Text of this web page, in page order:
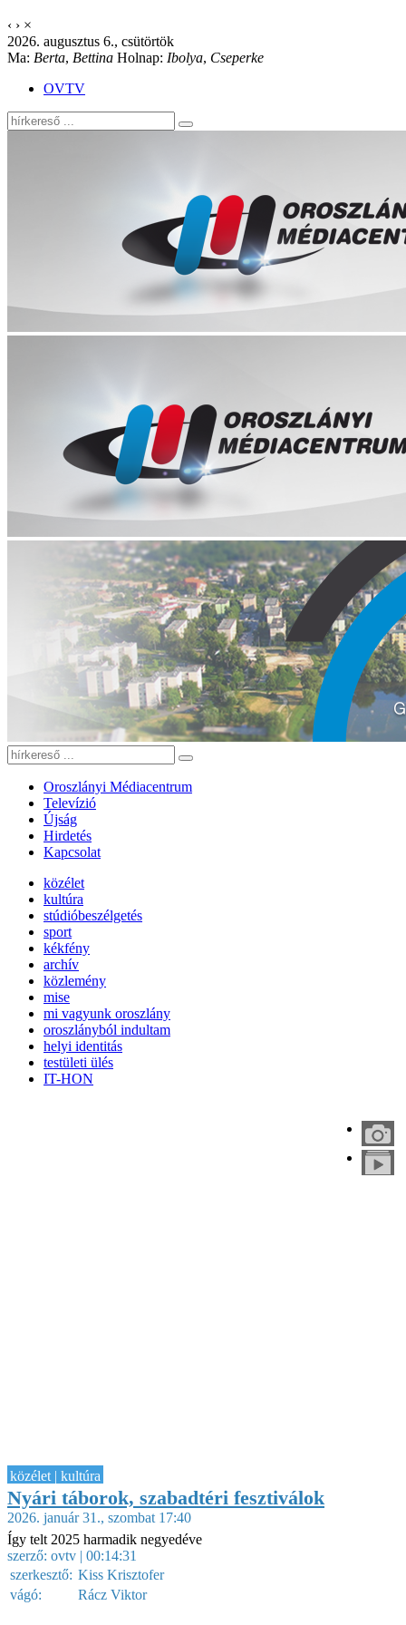
‹ › ×
2026. augusztus 6., csütörtök
Ma: Berta, Bettina Holnap: Ibolya, Cseperke
OVTV
Oroszlányi Médiacentrum
Televízió
Újság
Hirdetés
Kapcsolat
közélet
kultúra
stúdióbeszélgetés
sport
kékfény
archív
közlemény
mise
mi vagyunk oroszlány
oroszlányból indultam
helyi identitás
testületi ülés
IT-HON
közélet | kultúra
Nyári táborok, szabadtéri fesztiválok
2026. január 31., szombat 17:40
Így telt 2025 harmadik negyedéve
szerző: ovtv | 00:14:31
szerkesztő: Kiss Krisztofer
vágó:
Rácz Viktor